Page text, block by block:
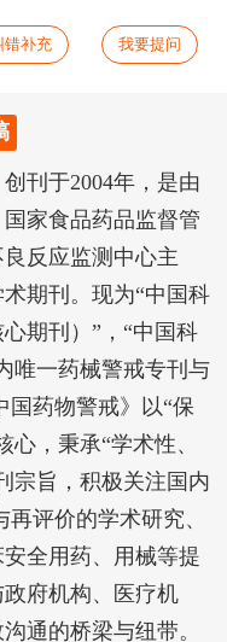
错补充 我要提问
刊于2004年，是由
家食品药品监督管
反应监测中心主
期刊。现为“中国科
期刊）”，“中国科
唯一药械警戒专刊与
国药物警戒》以“保
，秉承“学术性、
宗旨，积极关注国内
评价的学术研究、
全用药、用械等提
府机构、医疗机
通的桥梁与纽带。